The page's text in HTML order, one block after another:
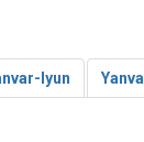
Iyun